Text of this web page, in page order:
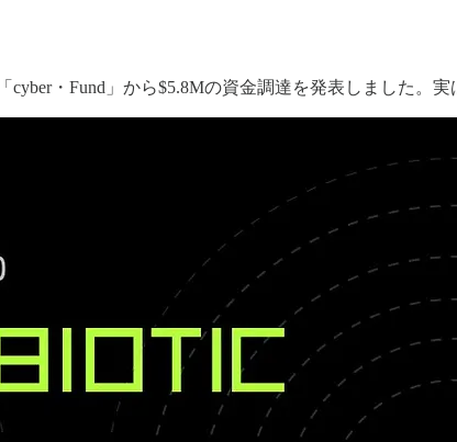
cyber・Fund」から$5.8Mの資金調達を発表しました。